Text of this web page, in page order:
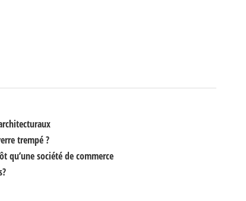
trempé ?
qu’une société de commerce